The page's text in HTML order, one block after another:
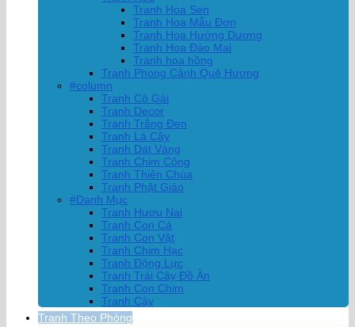
Tranh Hoa Sen
Tranh Hoa Mẫu Đơn
Tranh Hoa Hướng Dương
Tranh Hoa Đào Mai
Tranh hoa hồng
Tranh Phong Cảnh Quê Hương
#column
Tranh Cô Gái
Tranh Decor
Tranh Trắng Đen
Tranh Lá Cây
Tranh Dát Vàng
Tranh Chim Công
Tranh Thiên Chúa
Tranh Phật Giáo
#Danh Mục
Tranh Hươu Nai
Tranh Con Cá
Tranh Con Vật
Tranh Chim Hạc
Tranh Động Lực
Tranh Trái Cây Đồ Ăn
Tranh Con Chim
Tranh Cây
Tranh Theo Phòng